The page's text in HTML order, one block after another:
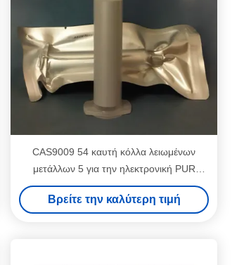
CAS9009 54 καυτή κόλλα λειωμένων
μετάλλων 5 για την ηλεκτρονική PUR
βάσισε τον καυτό συγκολλητικό 30ml
σωλήνα λειωμένων μετάλλων
Βρείτε την καλύτερη τιμή